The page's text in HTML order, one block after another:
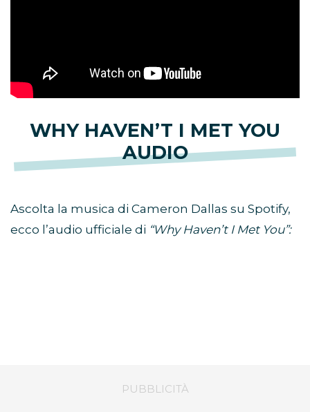
WHY HAVEN’T I MET YOU
AUDIO
Ascolta la musica di Cameron Dallas su Spotify,
ecco l’audio ufficiale di “Why Haven’t I Met You”: